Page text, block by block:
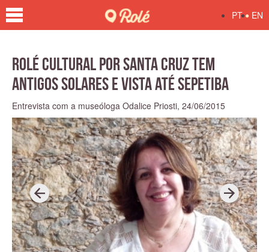
PT • EN
Rolé Cultural por Santa Cruz tem
antigos solares e vista até Sepetiba
Entrevista com a museóloga Odalice Priosti, 24/06/2015
P
r
e
v
i
o
u
s
N
e
x
t